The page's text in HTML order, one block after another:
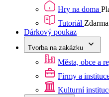
Hry na doma
Tutoriál Zdarma
Dárkový poukaz
Tvorba na zakázku
Města, obce a
Firmy a
Kulturní